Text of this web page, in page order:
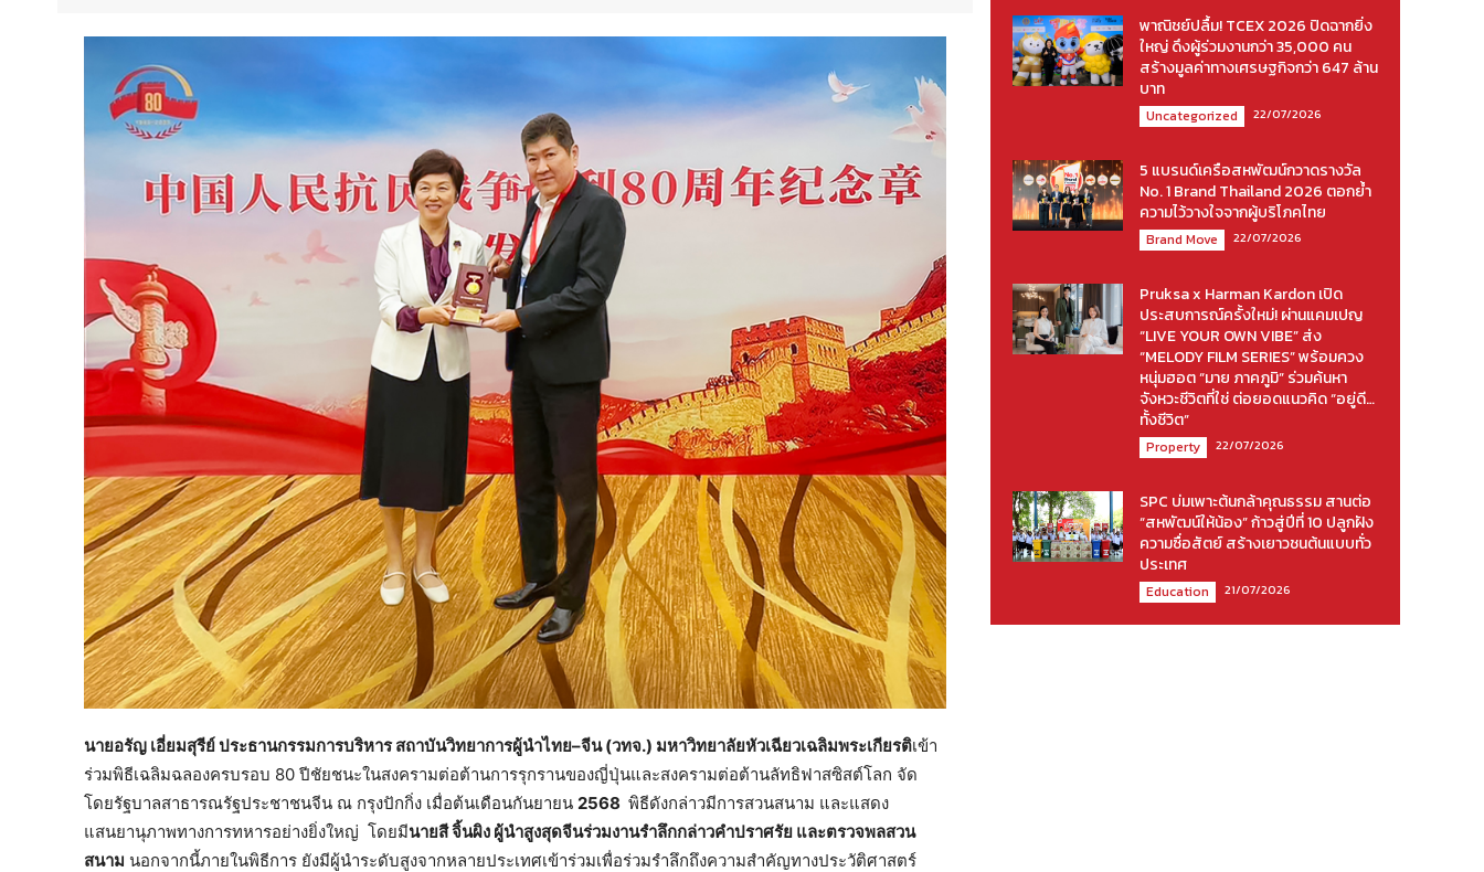
นายอรัญ เอี่ยมสุรีย์ ประธานกรรมการบริหาร สถาบันวิทยาการผู้นำไทย–จีน (วทจ.) มหาวิทยาลัยหัวเฉียวเฉลิมพระเกียรติเข้า
ร่วมพิธีเฉลิมฉลองครบรอบ 80 ปีชัยชนะในสงครามต่อต้านการรุกรานของญี่ปุ่นและสงครามต่อต้านลัทธิฟาสซิสต์โลก จัด
โดยรัฐบาลสาธารณรัฐประชาชนจีน ณ กรุงปักกิ่ง เมื่อต้นเดือนกันยายน 2568 พิธีดังกล่าวมีการสวนสนาม และแสดง
แสนยานุภาพทางการทหารอย่างยิ่งใหญ่ โดยมีนายสี จิ้นผิง ผู้นำสูงสุดจีนร่วมงานรำลึกกล่าวคำปราศรัย และตรวจพลสวน
สนาม นอกจากนี้ภายในพิธีการ ยังมีผู้นำระดับสูงจากหลายประเทศเข้าร่วมเพื่อร่วมรำลึกถึงความสำคัญทางประวัติศาสตร์
พาณิชย์ปลื้ม! TCEX 2026 ปิดฉากยิ่ง
ใหญ่ ดึงผู้ร่วมงานกว่า 35,000 คน
สร้างมูลค่าทางเศรษฐกิจกว่า 647 ล้าน
บาท
Uncategorized 22/07/2026
5 แบรนด์เครือสหพัฒน์กวาดรางวัล
No. 1 Brand Thailand 2026 ตอกย้ำ
ความไว้วางใจจากผู้บริโภคไทย
Brand Move 22/07/2026
Pruksa x Harman Kardon เปิด
ประสบการณ์ครั้งใหม่! ผ่านแคมเปญ
“LIVE YOUR OWN VIBE” ส่ง
“MELODY FILM SERIES” พร้อมควง
หนุ่มฮอต “มาย ภาคภูมิ” ร่วมค้นหา
จังหวะชีวิตที่ใช่ ต่อยอดแนวคิด “อยู่ดี…
ทั้งชีวิต”
Property 22/07/2026
SPC บ่มเพาะต้นกล้าคุณธรรม สานต่อ
“สหพัฒน์ให้น้อง” ก้าวสู่ปีที่ 10 ปลูกฝัง
ความซื่อสัตย์ สร้างเยาวชนต้นแบบทั่ว
ประเทศ
Education 21/07/2026